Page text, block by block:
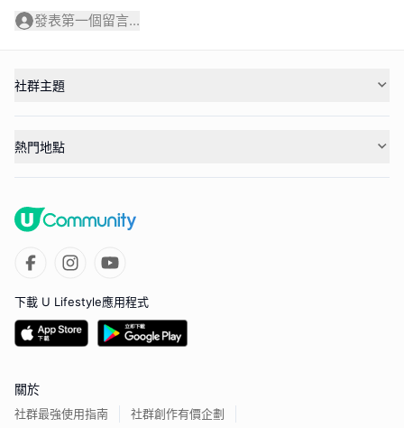
發表第一個留言...
社群主題
熱門地點
下載 U Lifestyle應用程式
關於
社群最強使用指南 社群創作有價企劃